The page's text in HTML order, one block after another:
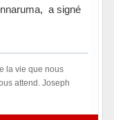
a signé
la vie que nous
attend. Joseph